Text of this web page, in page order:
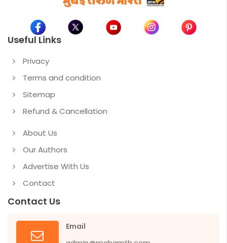
Useful Links
Privacy
Terms and condition
Sitemap
Refund & Cancellation
About Us
Our Authors
Advertise With Us
Contact
Contact Us
Email